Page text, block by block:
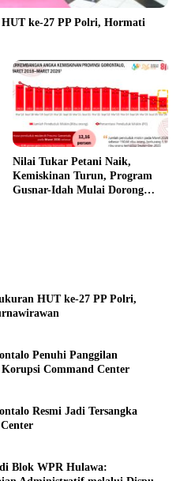
ke-27 PP Polri, Hormati
Nilai Tukar Petani Naik,
Kemiskinan Turun, Program
Gusnar-Idah Mulai Dorong
HUT ke-27 PP Polri,
Penuhi Panggilan
Command Center
Resmi Jadi Tersangka
Blok WPR Hulawa: